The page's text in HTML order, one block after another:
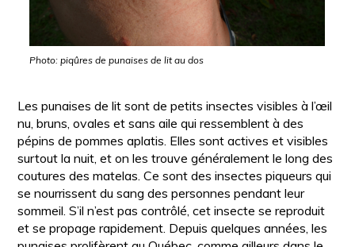
Photo: piqûres de punaises de lit au dos
Les punaises de lit sont de petits insectes visibles à l’œil
nu, bruns, ovales et sans aile qui ressemblent à des
pépins de pommes aplatis. Elles sont actives et visibles
surtout la nuit, et on les trouve généralement le long des
coutures des matelas. Ce sont des insectes piqueurs qui
se nourrissent du sang des personnes pendant leur
sommeil. S’il n’est pas contrôlé, cet insecte se reproduit
et se propage rapidement. Depuis quelques années, les